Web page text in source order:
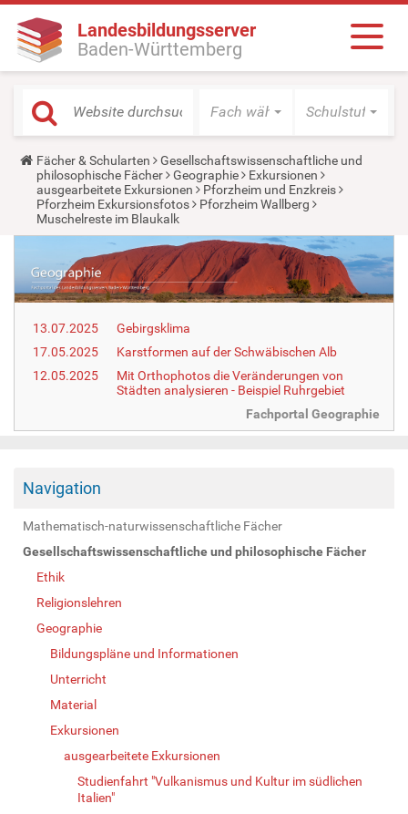
Landesbildungsserver
Baden-Württemberg
Fach wählen Schulstufe
Y
o
u
a
r
e
r
e
:
Fächer & Schularten
Gesellschaftswissenschaftliche und
philosophische Fächer
Geographie
Exkursionen
ausgearbeitete Exkursionen
Pforzheim und Enzkreis
Pforzheim Exkursionsfotos
Pforzheim Wallberg
Muschelreste im Blaukalk
13.07.2025
Gebirgsklima
17.05.2025
Karstformen auf der Schwäbischen Alb
12.05.2025
Mit Orthophotos die Veränderungen von
Städten analysieren - Beispiel Ruhrgebiet
Fachportal Geographie
Navigation
Mathematisch-naturwissenschaftliche Fächer
Gesellschaftswissenschaftliche und philosophische Fächer
Ethik
Religionslehren
Geographie
Bildungspläne und Informationen
Unterricht
Material
Exkursionen
ausgearbeitete Exkursionen
Studienfahrt "Vulkanismus und Kultur im südlichen
Italien"